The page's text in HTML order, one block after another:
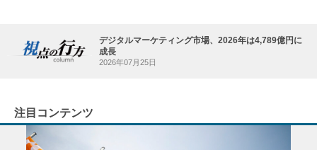
デジタルマーケティング市場、2026年は4,789億円に
成長
2026年07月25日
注目コンテンツ